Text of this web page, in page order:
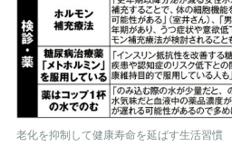
老化を抑制して健康寿命を延ばす生活習慣